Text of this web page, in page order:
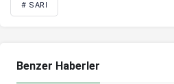
# SARI
Benzer Haberler